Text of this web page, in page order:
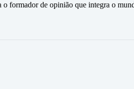
formador de opinião que integra o